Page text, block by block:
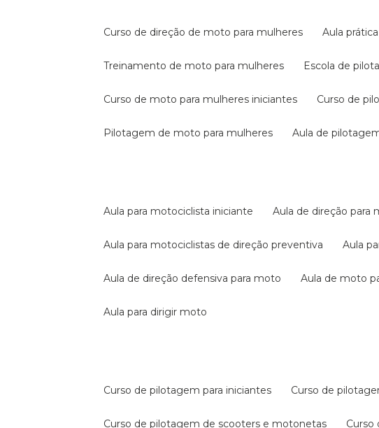
curso de direção de moto para mulheres aula
treinamento de moto para mulheres escola de
curso de moto para mulheres iniciantes curso de
pilotagem de moto para mulheres aula de
aula para motociclista iniciante aula de direção para
aula para motociclistas de direção preventiva aula
aula de direção defensiva para moto aula de moto
aula para dirigir moto
curso de pilotagem para iniciantes curso de
curso de pilotagem de scooters e motonetas